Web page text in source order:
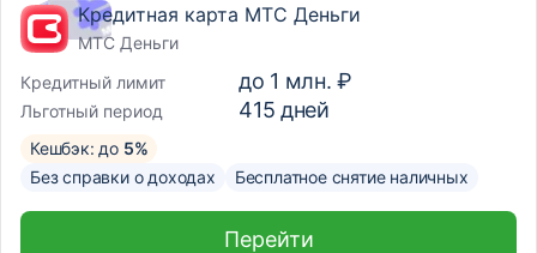
Кредитная карта МТС Деньги
МТС Деньги
Кредитный лимит
до 1 млн. ₽
Льготный период 415 дней
Кешбэк: до 5%
Без справки о доходах
Бесплатное снятие наличных
Перейти